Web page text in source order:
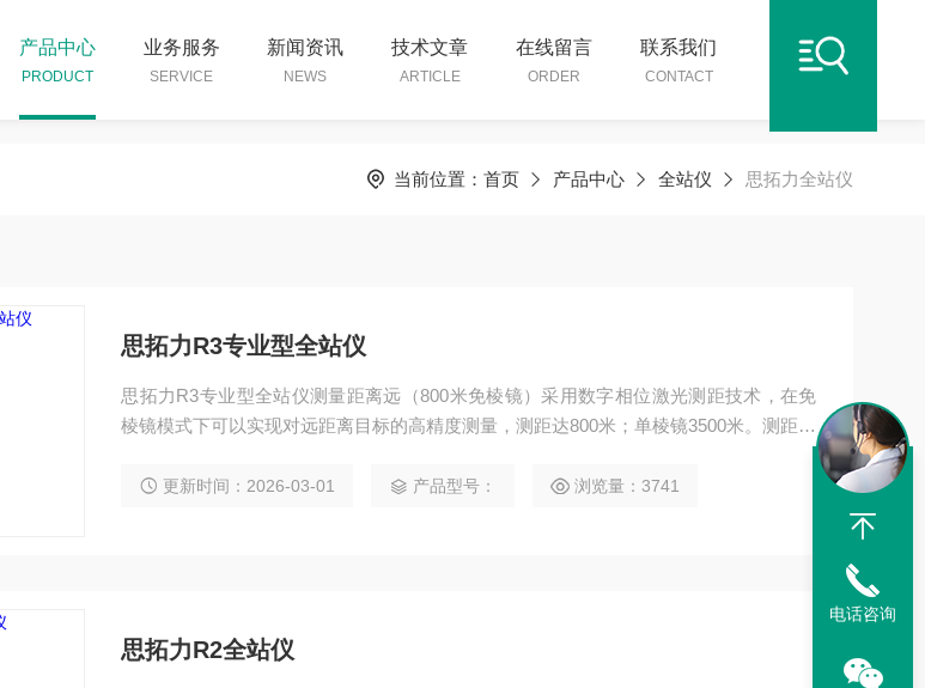
产品中心
PRODUCT
业务服务
SERVICE
新闻资讯
NEWS
技术文章
ARTICLE
在线留言
ORDER
联系我们
CONTACT
当前位置： 首页 产品中心 全站仪 思拓力全站仪
思拓力R3专业型全站仪
思拓力R3专业型全站仪测量距离远（800⽶免棱镜）采⽤数字相位激光测距技术，在免
棱镜模式下可以实现对远距离目标的高精度测量，测距达800米；单棱镜3500米。测距速
0.3秒，有效保障测量工作效率。
更新时间：2026-03-01 产品型号： 浏览量：3741
思拓力R2全站仪
电话咨询